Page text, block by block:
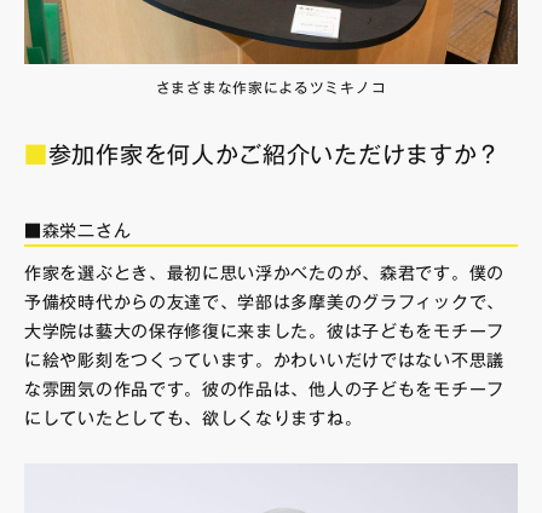
さまざまな作家によるツミキノコ
参加作家を何人かご紹介いただけますか？
■森栄二さん
作家を選ぶとき、最初に思い浮かべたのが、森君です。僕の
予備校時代からの友達で、学部は多摩美のグラフィックで、
大学院は藝大の保存修復に来ました。彼は子どもをモチーフ
に絵や彫刻をつくっています。かわいいだけではない不思議
な雰囲気の作品です。彼の作品は、他人の子どもをモチーフ
にしていたとしても、欲しくなりますね。